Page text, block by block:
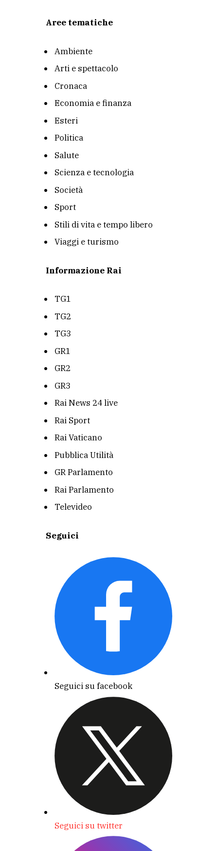
Aree tematiche
Ambiente
Arti e spettacolo
Cronaca
Economia e finanza
Esteri
Politica
Salute
Scienza e tecnologia
Società
Sport
Stili di vita e tempo libero
Viaggi e turismo
Informazione Rai
TG1
TG2
TG3
GR1
GR2
GR3
Rai News 24 live
Rai Sport
Rai Vaticano
Pubblica Utilità
GR Parlamento
Rai Parlamento
Televideo
Seguici
Seguici su facebook
Seguici su twitter